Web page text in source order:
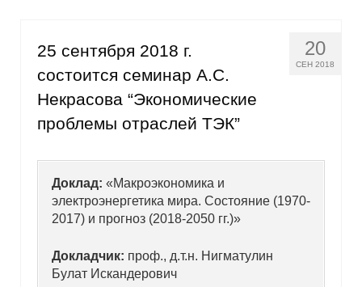
20
СЕН 2018
25 сентября 2018 г.
состоится семинар А.С.
Некрасова “Экономические
проблемы отраслей ТЭК”
Доклад: «Макроэкономика и
электроэнергетика мира. Состояние (1970-
2017) и прогноз (2018-2050 гг.)»
Докладчик: проф., д.т.н. Нигматулин
Булат Искандерович